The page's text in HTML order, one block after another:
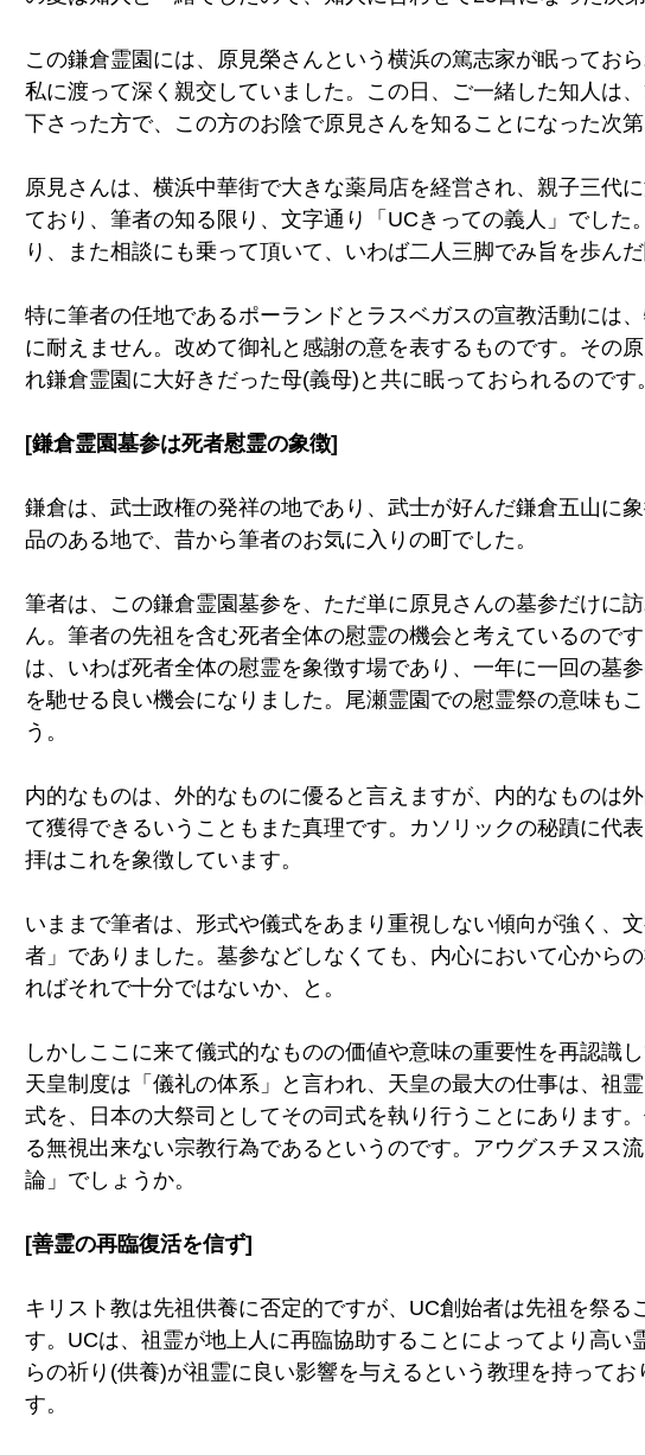
この鎌倉霊園には、原見榮さんという横浜の篤志家が眠ってお
私に渡って深く親交していました。この日、ご一緒した知人は
下さった方で、この方のお陰で原見さんを知ることになった次第
原見さんは、横浜中華街で大きな薬局店を経営され、親子三代
ており、筆者の知る限り、文字通り「UCきっての義人」でした
り、また相談にも乗って頂いて、いわば二人三脚でみ旨を歩んだ
特に筆者の任地であるポーランドとラスベガスの宣教活動には
に耐えません。改めて御礼と感謝の意を表するものです。その
れ鎌倉霊園に大好きだった母(義母)と共に眠っておられるのです。
[鎌倉霊園墓参は死者慰霊の象徴]
鎌倉は、武士政権の発祥の地であり、武士が好んだ鎌倉五山に
品のある地で、昔から筆者のお気に入りの町でした。
筆者は、この鎌倉霊園墓参を、ただ単に原見さんの墓参だけに
ん。筆者の先祖を含む死者全体の慰霊の機会と考えているので
は、いわば死者全体の慰霊を象徴す場であり、一年に一回の墓
を馳せる良い機会になりました。尾瀬霊園での慰霊祭の意味も
う。
内的なものは、外的なものに優ると言えますが、内的なものは
て獲得できるいうこともまた真理です。カソリックの秘蹟に代
拝はこれを象徴しています。
いままで筆者は、形式や儀式をあまり重視しない傾向が強く、
者」でありました。墓参などしなくても、内心において心から
ればそれで十分ではないか、と。
しかしここに来て儀式的なものの価値や意味の重要性を再認識
天皇制度は「儀礼の体系」と言われ、天皇の最大の仕事は、祖
式を、日本の大祭司としてその司式を執り行うことにあります
る無視出来ない宗教行為であるというのです。アウグスチヌス
論」でしょうか。
[善霊の再臨復活を信ず]
キリスト教は先祖供養に否定的ですが、UC創始者は先祖を祭る
す。UCは、祖霊が地上人に再臨協助することによってより高い
らの祈り(供養)が祖霊に良い影響を与えるという教理を持って
す。